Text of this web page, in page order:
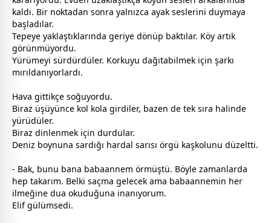
kaldı. Bir noktadan sonra yalnızca ayak seslerini duymaya
başladılar.
Tepeye yaklaştıklarında geriye dönüp baktılar. Köy artık
görünmüyordu.
Yürümeyi sürdürdüler. Korkuyu dağıtabilmek için şarkı
mırıldanıyorlardı.
Hava gittikçe soğuyordu.
Biraz üşüyünce kol kola girdiler, bazen de tek sıra halinde
yürüdüler.
Biraz dinlenmek için durdular.
Deniz boynuna sardığı hardal sarısı örgü kaşkolunu düzeltti.
- Bak, bunu bana babaannem örmüştü. Böyle zamanlarda
hep takarım. Belki saçma gelecek ama babaannemin her
ilmeğine dua okuduğuna inanıyorum.
Elif gülümsedi.